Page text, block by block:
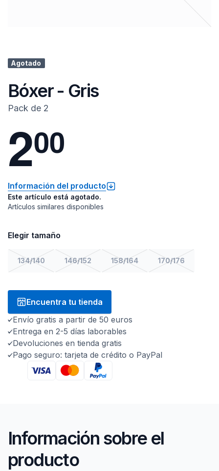
Agotado
Bóxer - Gris
Pack de 2
200
Información del producto
Este artículo está agotado.
Artículos similares disponibles
Elegir tamaño
134/140 146/152 158/164 170/176
Encuentra tu tienda
Envío gratis a partir de 50 euros
Entrega en 2-5 días laborables
Devoluciones en tienda gratis
Pago seguro: tarjeta de crédito o PayPal
Información sobre el
producto